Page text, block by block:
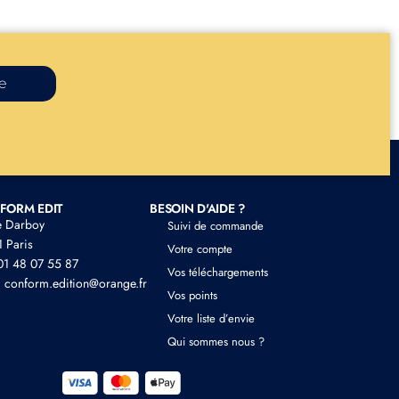
EDIT
Darboy
Paris
48 07 55 87
conform.edition@orange.fr
BESOIN D'AIDE ?
Suivi de commande
Votre compte
Vos téléchargements
Vos points
Votre liste d’envie
Qui sommes nous ?